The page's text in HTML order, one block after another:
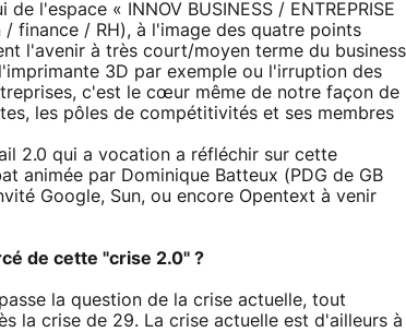
l'espace « INNOV BUSINESS / ENTREPRISE
finance / RH), à l'image des quatre points
l'avenir à très court/moyen terme du business
3D par exemple ou l'irruption des
c'est le cœur même de notre façon de
les pôles de compétitivités et ses membres
2.0 qui a vocation a réfléchir sur cette
animée par Dominique Batteux (PDG de GB
Google, Sun, ou encore Opentext à venir
de cette "crise 2.0" ?
la question de la crise actuelle, tout
la crise de 29. La crise actuelle est d'ailleurs à